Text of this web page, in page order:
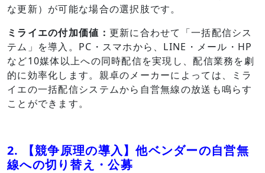
な更新）が可能な場合の選択肢です。
ミライエの付加価値： 更新に合わせて「一括配信シス
テム」を導入。PC・スマホから、LINE・メール・HP
など10媒体以上への同時配信を実現し、配信業務を劇
的に効率化します。親卓のメーカーによっては、ミラ
イエの一括配信システムから自営無線の放送も鳴らす
ことができます。
2. 【競争原理の導入】他ベンダーの自営無
線への切り替え・公募